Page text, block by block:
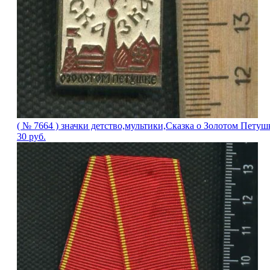
( № 7664 ) значки детство,мультики,Сказка о Золотом
30 руб.